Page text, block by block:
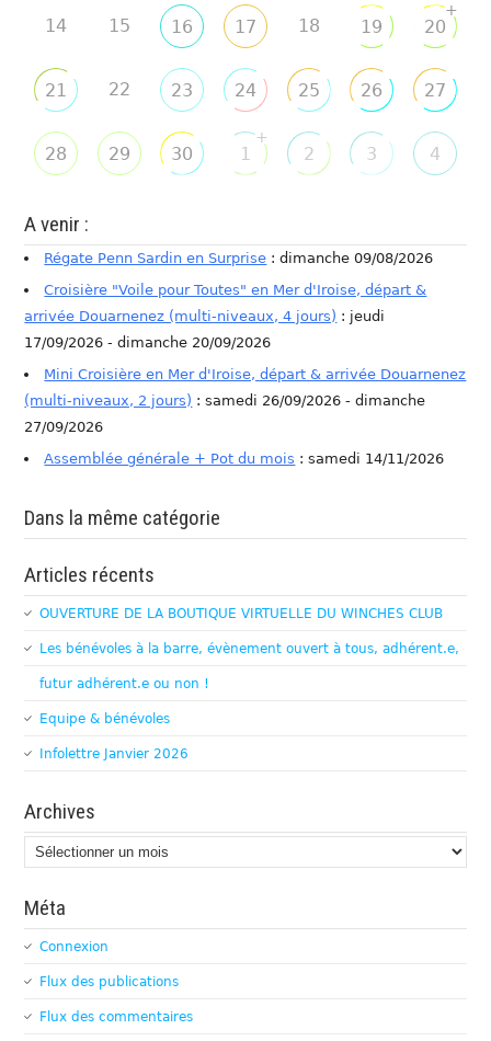
14 15 16 17 18 19 20
+
21 22 23 24 25 26 27
28 29 30 1
+
2 3 4
A venir :
Régate Penn Sardin en Surprise : dimanche 09/08/2026
Croisière "Voile pour Toutes" en Mer d'Iroise, départ &
arrivée Douarnenez (multi-niveaux, 4 jours) : jeudi
17/09/2026 - dimanche 20/09/2026
Mini Croisière en Mer d'Iroise, départ & arrivée Douarnenez
(multi-niveaux, 2 jours) : samedi 26/09/2026 - dimanche
27/09/2026
Assemblée générale + Pot du mois : samedi 14/11/2026
Dans la même catégorie
Articles récents
OUVERTURE DE LA BOUTIQUE VIRTUELLE DU WINCHES CLUB
Les bénévoles à la barre, évènement ouvert à tous, adhérent.e,
futur adhérent.e ou non !
Equipe & bénévoles
Infolettre Janvier 2026
Archives
Archives
Méta
Connexion
Flux des publications
Flux des commentaires